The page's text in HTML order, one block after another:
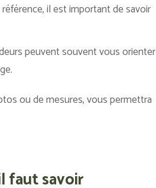
il est important de savoir
peuvent souvent vous orienter
ou de mesures, vous permettra
faut savoir